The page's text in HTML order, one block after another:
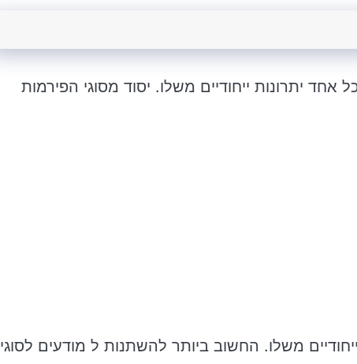
יתרונות ייחודיים משלו. יסוד מסוגי הפירמות
משלו. החשוב ביותר להשתנות ל מודעים לסוגי